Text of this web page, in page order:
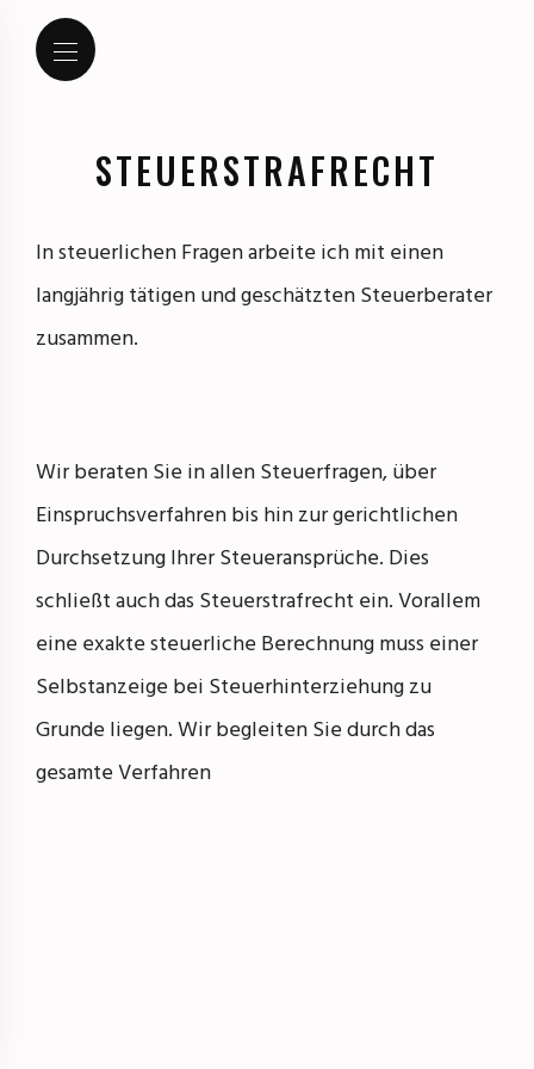
STEUERSTRAFRECHT
In steuerlichen Fragen arbeite ich mit einen
langjährig tätigen und geschätzten Steuerberater
zusammen.
Wir beraten Sie in allen Steuerfragen, über
Einspruchsverfahren bis hin zur gerichtlichen
Durchsetzung Ihrer Steueransprüche. Dies
schließt auch das Steuerstrafrecht ein. Vorallem
eine exakte steuerliche Berechnung muss einer
Selbstanzeige bei Steuerhinterziehung zu
Grunde liegen. Wir begleiten Sie durch das
gesamte Verfahren